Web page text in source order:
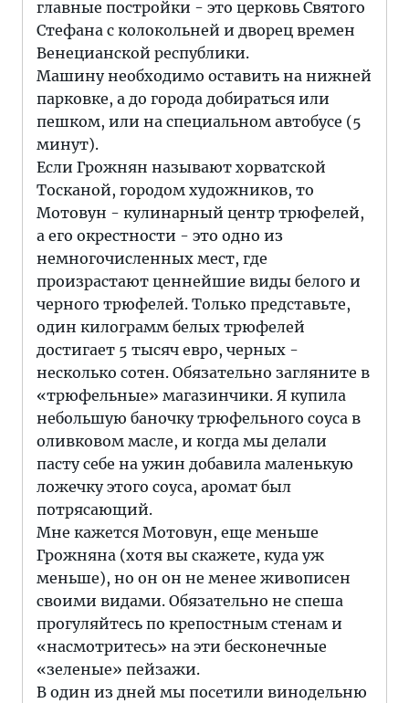
главные постройки - это церковь Святого
Стефана с колокольней и дворец времен
Венецианской республики.
Машину необходимо оставить на нижней
парковке, а до города добираться или
пешком, или на специальном автобусе (5
минут).
Если Грожнян называют хорватской
Тосканой, городом художников, то
Мотовун - кулинарный центр трюфелей,
а его окрестности - это одно из
немногочисленных мест, где
произрастают ценнейшие виды белого и
черного трюфелей. Только представьте,
один килограмм белых трюфелей
достигает 5 тысяч евро, черных -
несколько сотен. Обязательно загляните в
«трюфельные» магазинчики. Я купила
небольшую баночку трюфельного соуса в
оливковом масле, и когда мы делали
пасту себе на ужин добавила маленькую
ложечку этого соуса, аромат был
потрясающий.
Мне кажется Мотовун, еще меньше
Грожняна (хотя вы скажете, куда уж
меньше), но он он не менее живописен
своими видами. Обязательно не спеша
прогуляйтесь по крепостным стенам и
«насмотритесь» на эти бесконечные
«зеленые» пейзажи.
В один из дней мы посетили винодельню